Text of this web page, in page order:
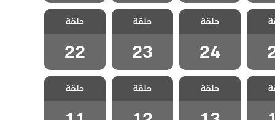
مسلسل الطبقة
المخملية مدبلج
الحلقة 24
حلقة
24
مسلسل الطبقة
المخملية مدبلج
الحلقة 23
حلقة
23
مسلسل الطبقة
المخملية مدبلج
الحلقة 22
حلقة
22
مسلسل الطبقة
المخملية مدبلج
الحلقة 13
حلقة
مسلسل الطبقة
المخملية مدبلج
الحلقة 12
حلقة
مسلسل الطبقة
المخملية مدبلج
الحلقة 11
حلقة